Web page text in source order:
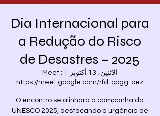
Dia Internacional para
a Redução do Risco
de Desastres – 2025
الاثنين، 13 أكتوبر
Meet :
https://meet.google.com/rfd-cpgg-oez
O encontro se alinhará à campanha da
UNESCO 2025, destacando a urgência de